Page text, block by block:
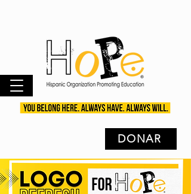
DONAR